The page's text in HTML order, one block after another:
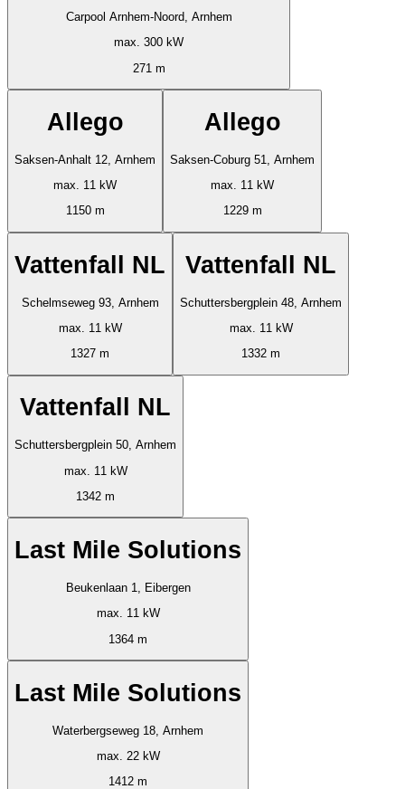
Carpool Arnhem-Noord, Arnhem
max. 300 kW
271 m
Allego
Saksen-Anhalt 12, Arnhem
max. 11 kW
1150 m
Allego
Saksen-Coburg 51, Arnhem
max. 11 kW
1229 m
Vattenfall NL
Schelmseweg 93, Arnhem
max. 11 kW
1327 m
Vattenfall NL
Schuttersbergplein 48, Arnhem
max. 11 kW
1332 m
Vattenfall NL
Schuttersbergplein 50, Arnhem
max. 11 kW
1342 m
Last Mile Solutions
Beukenlaan 1, Eibergen
max. 11 kW
1364 m
Last Mile Solutions
Waterbergseweg 18, Arnhem
max. 22 kW
1412 m